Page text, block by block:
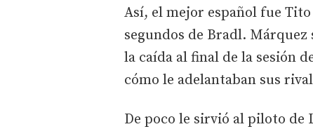
Así, el mejor español fue
segundos de Bradl.
la caída al final de la sesión
cómo le adelantaban sus
De poco le sirvió al piloto de